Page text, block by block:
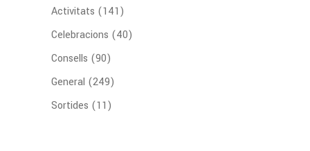
Activitats (141)
Celebracions (40)
Consells (90)
General (249)
Sortides (11)